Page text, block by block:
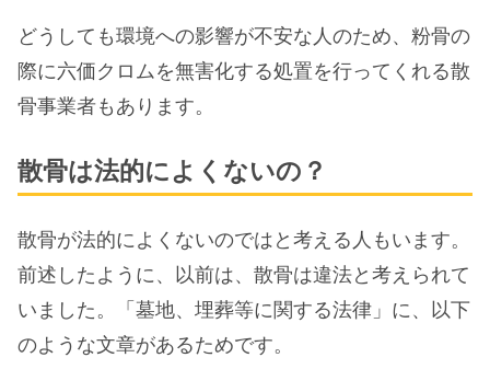
どうしても環境への影響が不安な人のため、粉骨の
際に六価クロムを無害化する処置を行ってくれる散
骨事業者もあります。
散骨は法的によくないの？
散骨が法的によくないのではと考える人もいます。
前述したように、以前は、散骨は違法と考えられて
いました。「墓地、埋葬等に関する法律」に、以下
のような文章があるためです。